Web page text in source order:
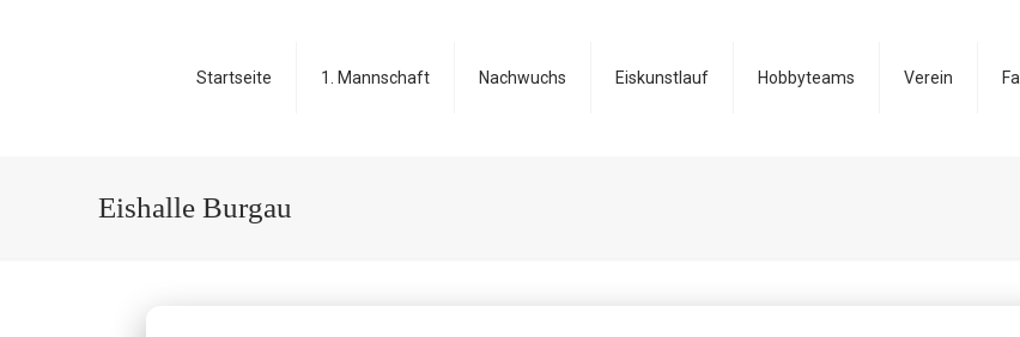
Startseite 1. Mannschaft Nachwuchs Eiskunstlauf Hobbyteams Verein
Eishalle Burgau